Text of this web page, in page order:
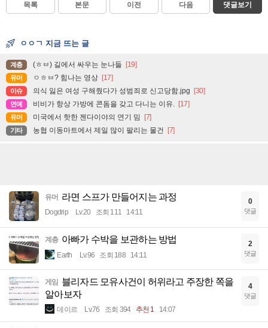
목록 본문 이전 다음 댓글보기
ㅇㅇㄱ 지금 뜨는 글
계층 (ㅎㅂ) 길에서 싸우는 눈나들 [19]
유머 ㅇㅎㅂ? 힘나는 영상 [17]
이슈 의식 잃은 여성 구해줬다가 성범죄로 신고당함.jpg [30]
연예 비비가 항상 가방에 콘돔을 갖고 다니는 이유. [17]
유머 미국에서 핫한 젠다이야의 연기 밈 [7]
기타 농협 이동마트에서 제일 많이 팔리는 물건 [7]
유머 라면 스프가 만들어지는 과정
Dogdrip Lv.20 조회 111 14:11
0
댓글
계층 아빠가 수박을 보관하는 방법
Earth Lv.96 조회 188 14:11
2
댓글
게임
블리자드 모유사건이 허위라고 주장한 쪽을
알아보자
데이르 Lv.76 조회 394 추천 1 14:07
4
댓글